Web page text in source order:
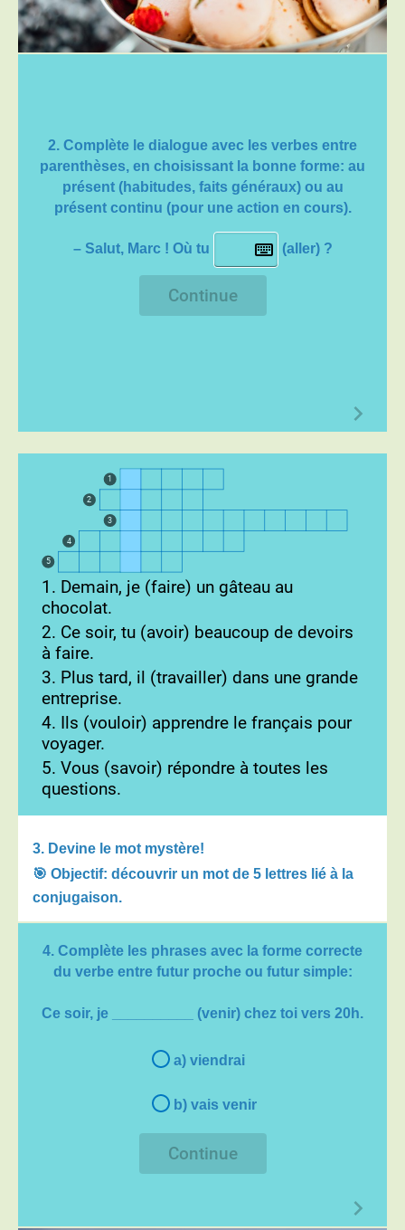
2. Complète le dialogue avec les verbes entre
parenthèses, en choisissant la bonne forme: au
présent(habitudes, faits généraux) ou au
présent continu (pour une action en cours).
– Salut, Marc ! Où tu (aller) ?
Continue
1
2
3
4
5
1. Demain, je (faire) un gâteau au
chocolat.
2. Ce soir, tu (avoir) beaucoup de devoirs
à faire.
3. Plus tard, il (travailler) dans une grande
entreprise.
4. Ils (vouloir) apprendre le français pour
voyager.
5. Vous (savoir) répondre à toutes les
questions.
3. Devine le mot mystère!
🎯 Objectif: découvrir un mot de 5 lettres lié à la
conjugaison.
4. Complète les phrases avec la forme correcte
du verbe entre futur procheou futur simple:
Ce soir, je __________ (venir) chez toi vers 20h.
a) viendrai
b) vais venir
Continue